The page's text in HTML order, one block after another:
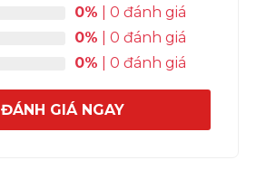
0% | 0 đánh giá
0% | 0 đánh giá
0% | 0 đánh giá
ĐÁNH GIÁ NGAY